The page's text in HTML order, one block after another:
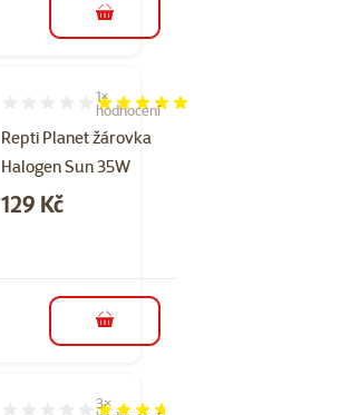
do košíku
Repti Planet žárovka
Halogen Sun 35W
Hodnocení 100%, počet hodnocení: 1
1×
hodnocení
Cena
129 Kč
do košíku
3×